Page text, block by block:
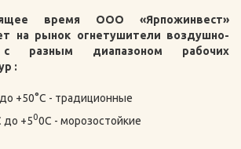
время ООО «Ярпожинвест»
на рынок огнетушители воздушно-
разным диапазоном рабочих
:
+50°С - традиционные
до +500С - морозостойкие